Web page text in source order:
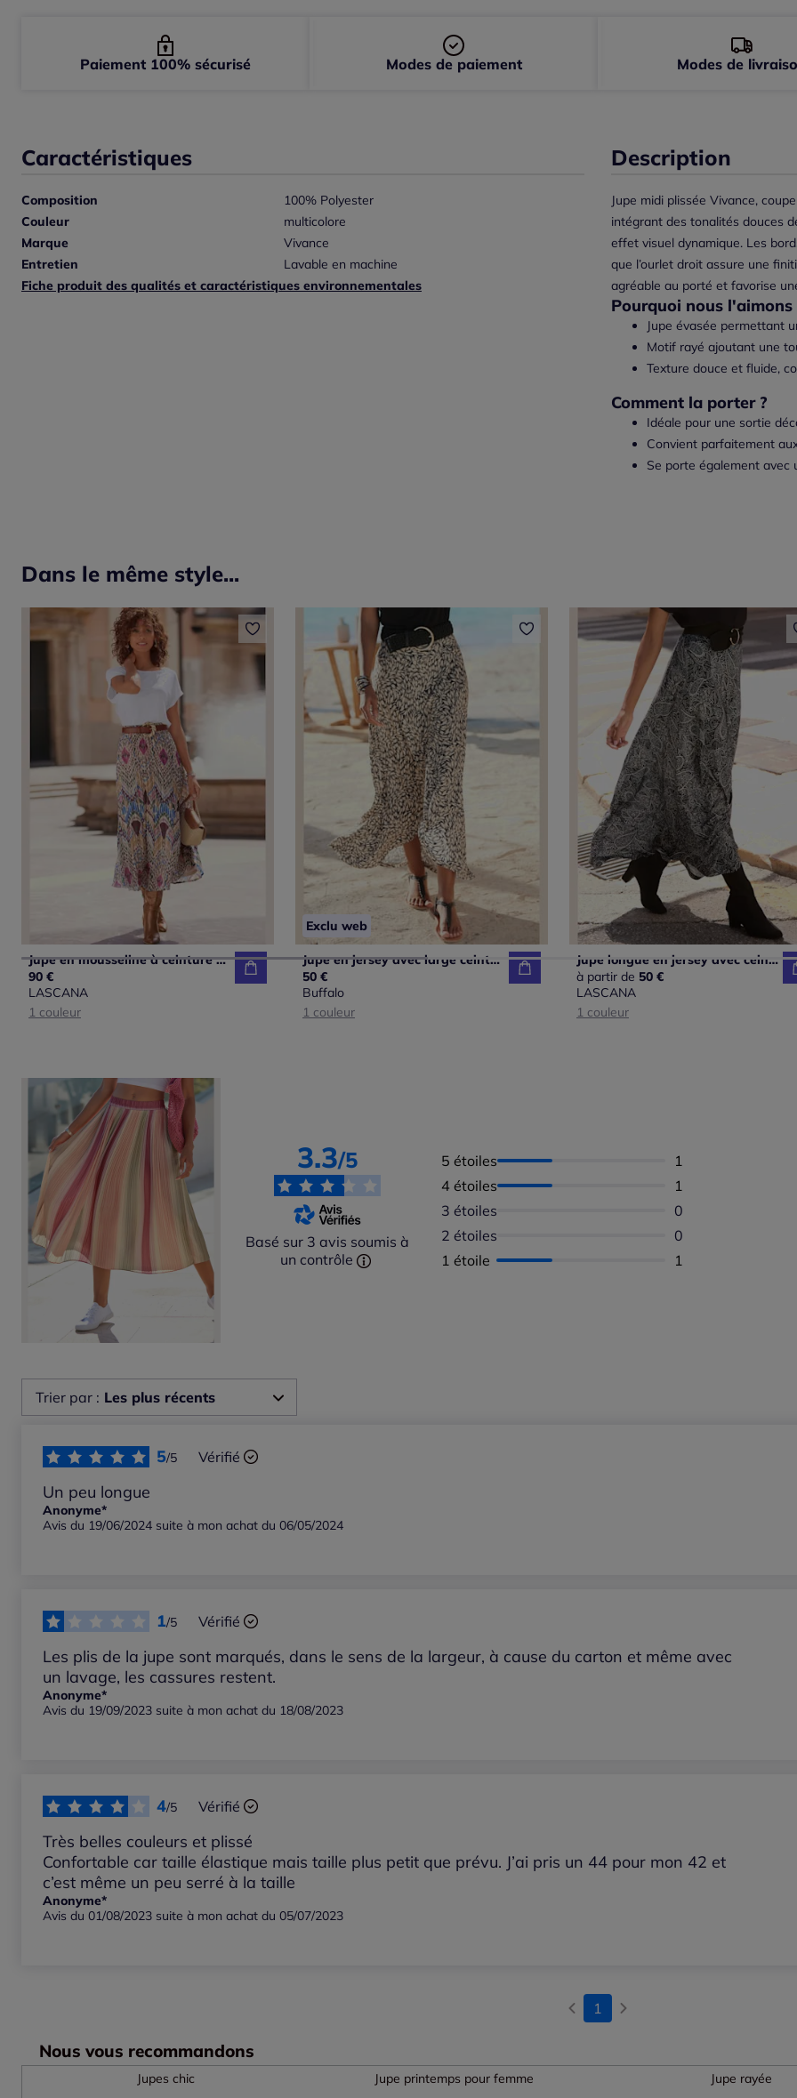
Caractéristiques
Composition
100% Polyester
Couleur
multicolore
Marque
Vivance
Entretien
Lavable en machine
Fiche produit des qualités et caractéristiques environnementales
Description
Jupe midi plissée Vivance,
intégrant des tonalités douces
effet visuel dynamique. Les
que l’ourlet droit assure une
agréable au porté et favorise
Pourquoi nous l'aimons
Jupe évasée permettant
Motif rayé ajoutant une
Texture douce et fluide,
Comment la porter ?
Idéale pour une sortie
Convient parfaitement
Se porte également avec
Paiement 100% sécurisé Modes de paiement Modes de
Dans le même style...
Jupe en mousseline à ceinture élastique avec doublure intérieure et imprimé géométrique
90 €
LASCANA
1 couleur
Exclu web
Jupe en jersey avec large ceinture et imprimé unique
50 €
Buffalo
1 couleur
Jupe longue en jersey avec ceinture smockée et imprimé floral
à partir de 50 €
LASCANA
1 couleur
3.3/5
Basé sur 3 avis soumis à
un contrôle
5 étoiles Nombre d'avis :
1
4 étoiles
Nombre d'avis :
1
3 étoiles
Aucun avis
0
2 étoiles
Aucun avis
0
1 étoile
Nombre d'avis :
1
Trier par : Les plus récents
Les plus anciens
5/5 Vérifié
Un peu longue
Anonyme*
Avis du 19/06/2024 suite à mon achat du 06/05/2024
1/5 Vérifié
Les plis de la jupe sont marqués, dans le sens de la largeur, à cause du carton et même avec
un lavage, les cassures restent.
Anonyme*
Avis du 19/09/2023 suite à mon achat du 18/08/2023
4/5 Vérifié
Très belles couleurs et plissé
Confortable car taille élastique mais taille plus petit que prévu. J’ai pris un 44 pour mon 42 et
c’est même un peu serré à la taille
Anonyme*
Avis du 01/08/2023 suite à mon achat du 05/07/2023
1
Nous vous recommandons
Jupes chic
Jupe printemps pour femme
Jupe rayée